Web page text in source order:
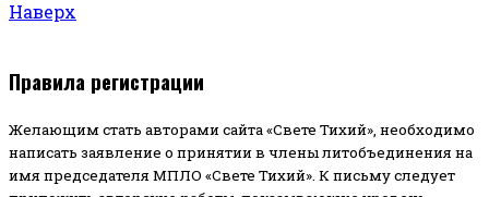
Наверх
Правила регистрации
Желающим стать авторами сайта «Свете Тихий», необходимо
написать заявление о принятии в члены литобъединения на
имя председателя МПЛО «Свете Тихий». К письму следует